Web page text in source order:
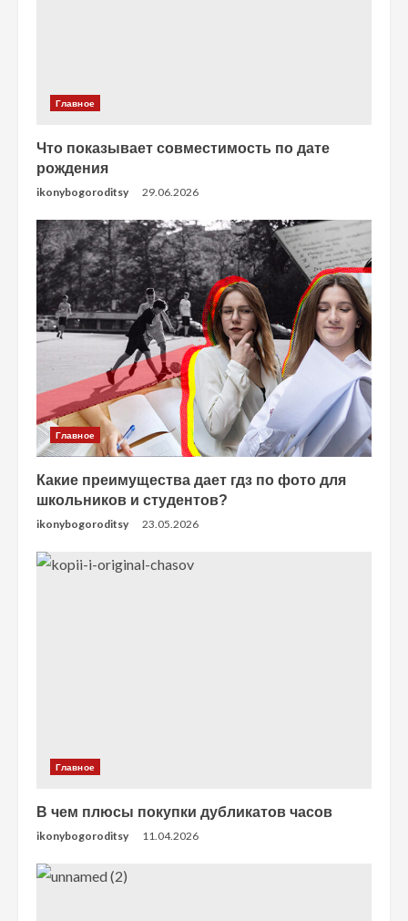
Главное
Что показывает совместимость по дате
рождения
ikonybogoroditsy 29.06.2026
Главное
Какие преимущества дает гдз по фото для
школьников и студентов?
ikonybogoroditsy 23.05.2026
Главное
В чем плюсы покупки дубликатов часов
ikonybogoroditsy 11.04.2026